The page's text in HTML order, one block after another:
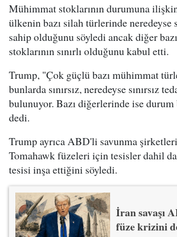
Mühimmat stoklarının durumuna
ülkenin bazı silah türlerinde neredeyse
sahip olduğunu söyledi ancak diğer
stoklarının sınırlı olduğunu kabul etti.
Trump, "Çok güçlü bazı mühimmat
bunlarda sınırsız, neredeyse sınırsız
bulunuyor. Bazı diğerlerinde ise durum
dedi.
Trump ayrıca ABD'li savunma
Tomahawk füzeleri için tesisler dahil
tesisi inşa ettiğini söyledi.
İran savaşı
füze krizini